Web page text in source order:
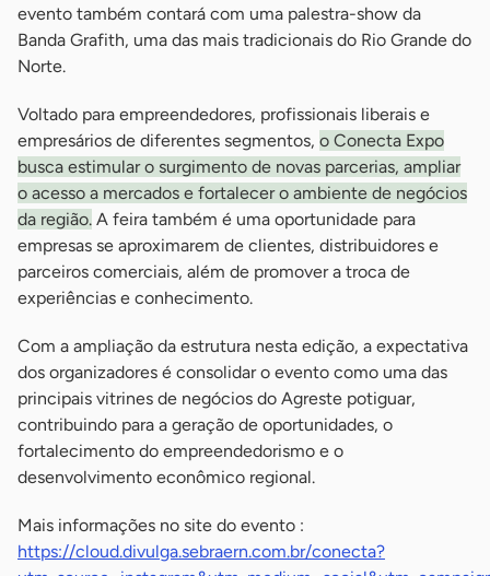
evento também contará com uma palestra-show da
Banda Grafith, uma das mais tradicionais do Rio Grande do
Norte.
Voltado para empreendedores, profissionais liberais e
empresários de diferentes segmentos, o Conecta Expo
busca estimular o surgimento de novas parcerias, ampliar
o acesso a mercados e fortalecer o ambiente de negócios
da região. A feira também é uma oportunidade para
empresas se aproximarem de clientes, distribuidores e
parceiros comerciais, além de promover a troca de
experiências e conhecimento.
Com a ampliação da estrutura nesta edição, a expectativa
dos organizadores é consolidar o evento como uma das
principais vitrines de negócios do Agreste potiguar,
contribuindo para a geração de oportunidades, o
fortalecimento do empreendedorismo e o
desenvolvimento econômico regional.
Mais informações no site do evento :
https://cloud.divulga.sebraern.com.br/conecta?